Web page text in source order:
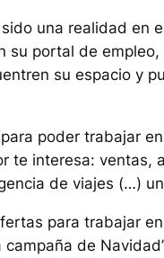
una realidad en
su portal de
su espacio y
poder trabajar
te interesa: ventas,
de viajes (…)
para trabajar
de